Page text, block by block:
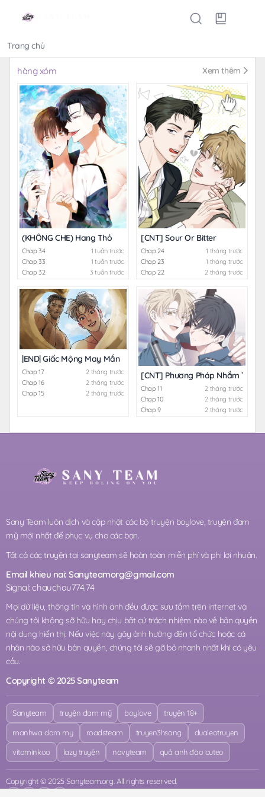
Trang chủ
hàng xóm Xem thêm
(KHÔNG CHE) Hang Thỏ
Chap 34
1 tuần trước
Chap 33
1 tuần trước
Chap 32
3 tuần trước
[CNT] Sour Or Bitter
Chap 24
1 tháng trước
Chap 23
1 tháng trước
Chap 22
2 tháng trước
|END| Giấc Mộng May Mắn
Chap 17
2 tháng trước
Chap 16
2 tháng trước
Chap 15
2 tháng trước
[CNT] Phương Pháp Nhắm Trúng
Chap 11
2 tháng trước
Chap 10
2 tháng trước
Chap 9
2 tháng trước
Sany Team luôn dịch và cập nhật các bộ truyện boylove, truyện đam
mỹ mới nhất để phục vụ cho các bạn.
Tất cả các truyện tại sanyteam sẽ hoàn toàn miễn phí và phi lợi nhuận.
Email khieu nai:Sanyteamorg@gmail.com
Signal: chauchau774.74
Mọi dữ liệu, thông tin và hình ảnh đều được sưu tầm trên internet và
chúng tôi không sỡ hữu hay chịu bất cứ trách nhiệm nào về bản quyền
nội dung hiển thị. Nếu việc này gây ảnh hưởng đến tổ chức hoặc cá
nhân nào sở hữu bản quyền, chúng tôi sẽ gỡ bỏ nhanh nhất khi có yêu
cầu.
Copyright © 2025 Sanyteam
Sanyteam truyện đam mỹ boylove truyện 18+
manhwa dam my roadsteam truyen3hsang dualeotruyen
vitaminkoo lazy truyện navyteam quả anh đào cuteo
Copyright © 2025 Sanyteam.org. All rights reserved.